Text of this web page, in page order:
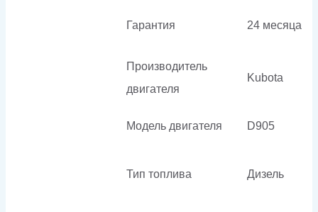
Гарантия 24 месяца
Производитель
двигателя
Kubota
Модель двигателя D905
Тип топлива Дизель